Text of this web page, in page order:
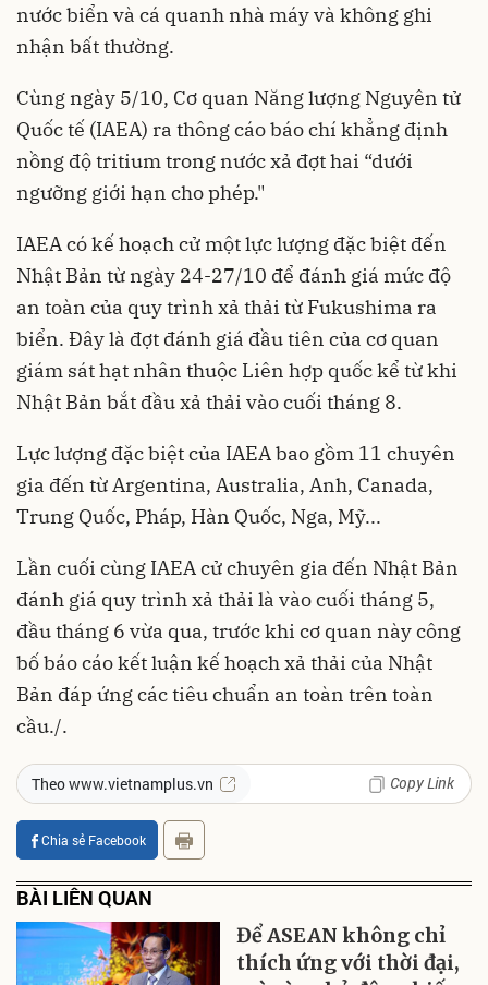
nước biển và cá quanh nhà máy và không ghi
nhận bất thường.
Cùng ngày 5/10, Cơ quan Năng lượng Nguyên tử
Quốc tế (IAEA) ra thông cáo báo chí khẳng định
nồng độ tritium trong nước xả đợt hai “dưới
ngưỡng giới hạn cho phép."
IAEA có kế hoạch cử một lực lượng đặc biệt đến
Nhật Bản từ ngày 24-27/10 để đánh giá mức độ
an toàn của quy trình xả thải từ Fukushima ra
biển. Đây là đợt đánh giá đầu tiên của cơ quan
giám sát hạt nhân thuộc Liên hợp quốc kể từ khi
Nhật Bản bắt đầu xả thải vào cuối tháng 8.
Lực lượng đặc biệt của IAEA bao gồm 11 chuyên
gia đến từ Argentina, Australia, Anh, Canada,
Trung Quốc, Pháp, Hàn Quốc, Nga, Mỹ...
Lần cuối cùng IAEA cử chuyên gia đến Nhật Bản
đánh giá quy trình xả thải là vào cuối tháng 5,
đầu tháng 6 vừa qua, trước khi cơ quan này công
bố báo cáo kết luận kế hoạch xả thải của Nhật
Bản đáp ứng các tiêu chuẩn an toàn trên toàn
cầu./.
Theo www.vietnamplus.vn Copy Link
Chia sẻ Facebook
BÀI LIÊN QUAN
Để ASEAN không chỉ
thích ứng với thời đại,